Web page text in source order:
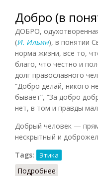
Добро (в
ДОБРО,
(И. Ильин), в понятии
норма жизни, все то,
благо, что честно и
долг православного
“Добро делай, никого
бывает”, “За добро
нет, в том и правды
Добрый человек —
нескрытный и
Tags:
Этика
Подробнее